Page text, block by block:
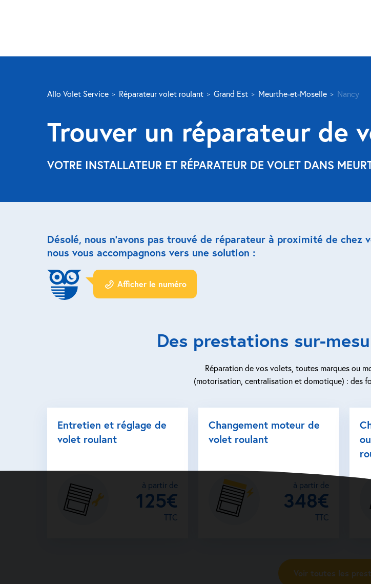
Allo Volet Service Réparateur volet roulant Grand Est Meurthe-et-Moselle Nancy
Trouver un réparateur de
VOTRE INSTALLATEUR ET RÉPARATEUR DE VOLET DANS
Désolé, nous n’avons pas trouvé de réparateur à proximité de chez
nous vous accompagnons vers une solution :
Afficher le numéro
Des prestations sur-
Réparation de vos volets, toutes marques ou
(motorisation, centralisation et domotique) : des
Entretien et réglage de
volet roulant
à partir de
125€
TTC
Changement moteur de
volet roulant
à partir de
348€
TTC
Voir toutes les